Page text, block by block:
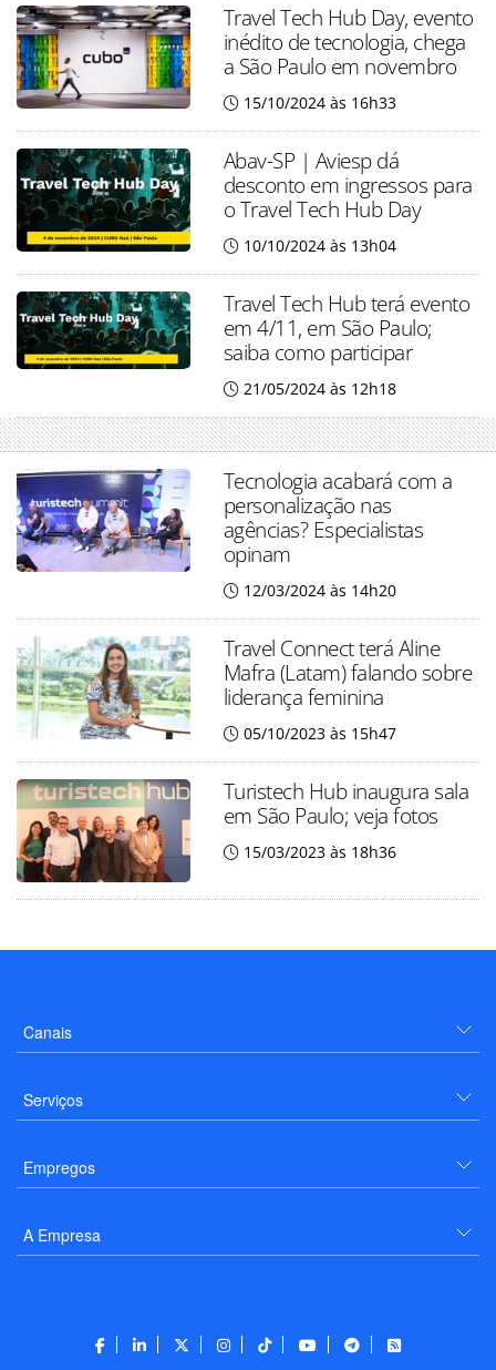
Travel Tech Hub Day, evento
inédito de tecnologia, chega
a São Paulo em novembro
15/10/2024 às 16h33
Abav-SP | Aviesp dá
desconto em ingressos para
o Travel Tech Hub Day
10/10/2024 às 13h04
Travel Tech Hub terá evento
em 4/11, em São Paulo;
saiba como participar
21/05/2024 às 12h18
Tecnologia acabará com a
personalização nas
agências? Especialistas
opinam
12/03/2024 às 14h20
Travel Connect terá Aline
Mafra (Latam) falando sobre
liderança feminina
05/10/2023 às 15h47
Turistech Hub inaugura sala
em São Paulo; veja fotos
15/03/2023 às 18h36
Canais
Serviços
Empregos
A Empresa